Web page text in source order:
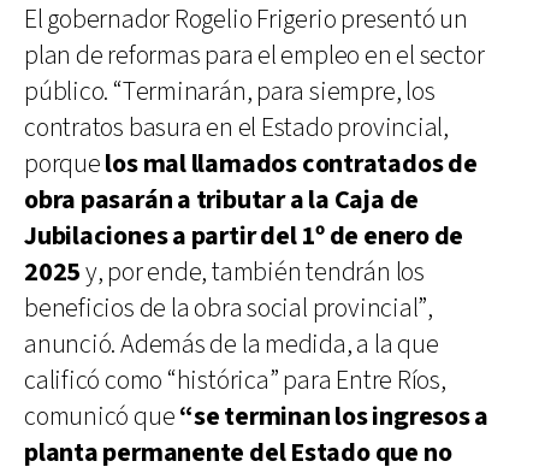
El gobernador Rogelio Frigerio presentó un
plan de reformas para el empleo en el sector
público. “Terminarán, para siempre, los
contratos basura en el Estado provincial,
porquelos mal llamados contratados de
obra pasarán a tributar a la Caja de
Jubilaciones a partir del 1º de enero de
2025y, por ende, también tendrán los
beneficios de la obra social provincial”,
anunció. Además de la medida, a la que
calificó como “histórica” para Entre Ríos,
comunicó que“se terminan los ingresos a
planta permanente del Estado que no